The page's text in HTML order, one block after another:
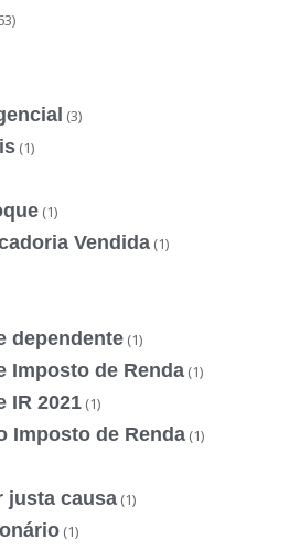
(3)
(1)
(1)
Vendida (1)
dependente (1)
Imposto de Renda (1)
IR 2021 (1)
Imposto de Renda (1)
justa causa (1)
(1)